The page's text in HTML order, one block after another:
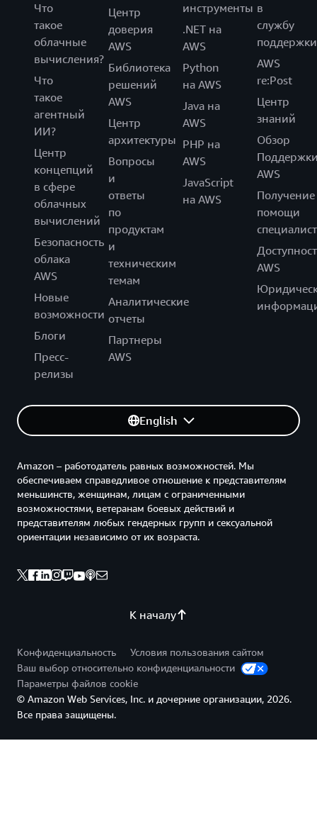
Что
такое
облачные
вычисления?
Что
такое
агентный
ИИ?
Центр
концепций
в сфере
облачных
вычислений
Безопасность
облака
AWS
Новые
возможности
Блоги
Пресс-
релизы
Центр
доверия
AWS
Библиотека
решений
AWS
Центр
архитектуры
Вопросы
и
ответы
по
продуктам
и
техническим
темам
Аналитические
отчеты
Партнеры
AWS
инструменты
.NET на
AWS
Python
на AWS
Java на
AWS
PHP на
AWS
JavaScript
на AWS
в
службу
поддержки
AWS
re:Post
Центр
знаний
Обзор
AWS
Получение
помощи
AWS
English
К началу
Amazon – работодатель равных возможностей. Мы
обеспечиваем справедливое отношение к представителям
меньшинств, женщинам, лицам с ограниченными
возможностями, ветеранам боевых действий и
представителям любых гендерных групп и сексуальной
ориентации независимо от их возраста.
Конфиденциальность
Условия пользования сайтом
Ваш выбор относительно конфиденциальности
Параметры файлов cookie
© Amazon Web Services, Inc. и дочерние организации, 2026.
Все права защищены.